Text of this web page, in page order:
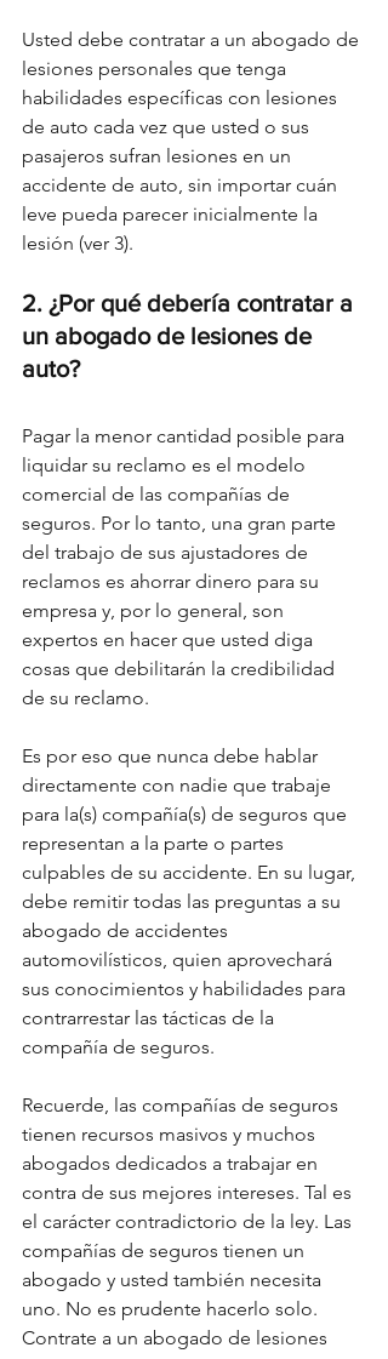
Usted debe contratar a un abogado de
lesiones personales que tenga
habilidades específicas con lesiones
de auto cada vez que usted o sus
pasajeros sufran lesiones en un
accidente de auto, sin importar cuán
leve pueda parecer inicialmente la
lesión (ver 3).
2. ¿Por qué debería contratar a
un abogado de lesiones de
auto?
Pagar la menor cantidad posible para
liquidar su reclamo es el modelo
comercial de las compañías de
seguros. Por lo tanto, una gran parte
del trabajo de sus ajustadores de
reclamos es ahorrar dinero para su
empresa y, por lo general, son
expertos en hacer que usted diga
cosas que debilitarán la credibilidad
de su reclamo.
Es por eso que nunca debe hablar
directamente con nadie que trabaje
para la(s) compañía(s) de seguros que
representan a la parte o partes
culpables de su accidente. En su lugar,
debe remitir todas las preguntas a su
abogado de accidentes
automovilísticos, quien aprovechará
sus conocimientos y habilidades para
contrarrestar las tácticas de la
compañía de seguros.
Recuerde, las compañías de seguros
tienen recursos masivos y muchos
abogados dedicados a trabajar en
contra de sus mejores intereses. Tal es
el carácter contradictorio de la ley. Las
compañías de seguros tienen un
abogado y usted también necesita
uno. No es prudente hacerlo solo.
Contrate a un abogado de lesiones